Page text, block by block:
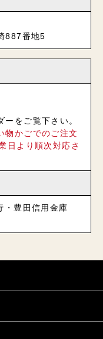
887番地5
をご覧下さい。
物かごでのご注文
日より順次対応さ
・豊田信用金庫